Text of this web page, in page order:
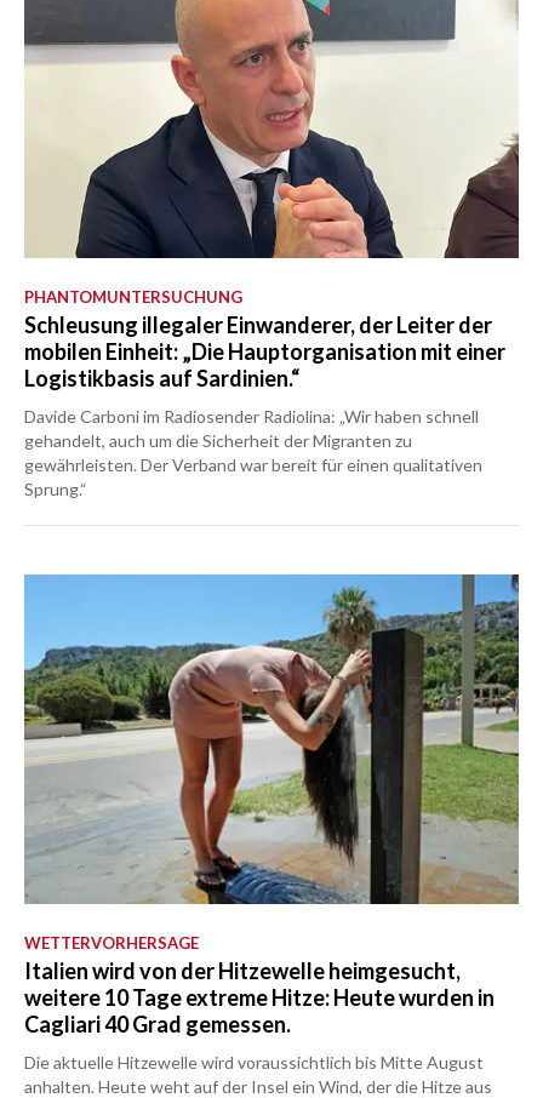
PHANTOMUNTERSUCHUNG
Schleusung illegaler Einwanderer, der Leiter der
mobilen Einheit: „Die Hauptorganisation mit einer
Logistikbasis auf Sardinien.“
Davide Carboni im Radiosender Radiolina: „Wir haben schnell
gehandelt, auch um die Sicherheit der Migranten zu
gewährleisten. Der Verband war bereit für einen qualitativen
Sprung.“
WETTERVORHERSAGE
Italien wird von der Hitzewelle heimgesucht,
weitere 10 Tage extreme Hitze: Heute wurden in
Cagliari 40 Grad gemessen.
Die aktuelle Hitzewelle wird voraussichtlich bis Mitte August
anhalten. Heute weht auf der Insel ein Wind, der die Hitze aus